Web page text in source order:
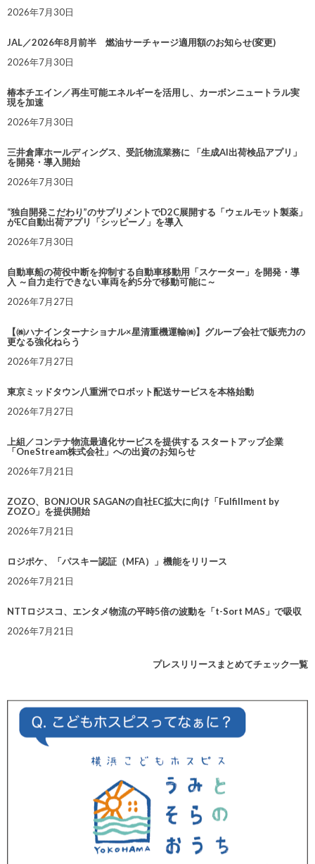
2026年7月30日
JAL／2026年8月前半 燃油サーチャージ適用額のお知らせ(変更)
2026年7月30日
椿本チエイン／再生可能エネルギーを活用し、カーボンニュートラル実
現を加速
2026年7月30日
三井倉庫ホールディングス、受託物流業務に 「生成AI出荷検品アプリ」
を開発・導入開始
2026年7月30日
“独自開発こだわり”のサプリメントでD2C展開する「ウェルモット製薬」
がEC自動出荷アプリ「シッピーノ」を導入
2026年7月30日
自動車船の荷役中断を抑制する自動車移動用「スケーター」を開発・導
入 ～自力走行できない車両を約5分で移動可能に～
2026年7月27日
【㈱ハナインターナショナル×星清重機運輸㈱】グループ会社で販売力の
更なる強化ねらう
2026年7月27日
東京ミッドタウン八重洲でロボット配送サービスを本格始動
2026年7月27日
上組／コンテナ物流最適化サービスを提供する スタートアップ企業
「OneStream株式会社」への出資のお知らせ
2026年7月21日
ZOZO、BONJOUR SAGANの自社EC拡大に向け「Fulfillment by
ZOZO」を提供開始
2026年7月21日
ロジポケ、「パスキー認証（MFA）」機能をリリース
2026年7月21日
NTTロジスコ、エンタメ物流の平時5倍の波動を「t-Sort MAS」で吸収
2026年7月21日
プレスリリースまとめてチェック一覧